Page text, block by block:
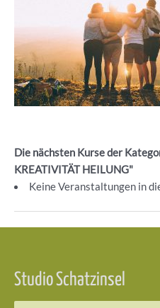
Die nächsten Kurse der
KREATIVITÄT HEILUNG"
Keine Veranstaltungen in
Studio Schatzinsel